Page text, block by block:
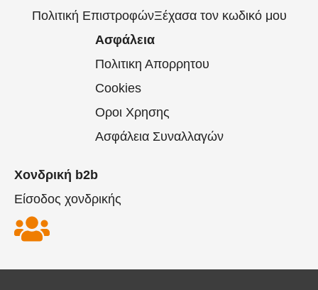
Πολιτική ΕπιστροφώνΞέχασα τον κωδικό μου
Ασφάλεια
Πολιτικη Απορρητου
Cookies
Οροι Χρησης
Ασφάλεια Συναλλαγών
Χονδρική b2b
Είσοδος χονδρικής